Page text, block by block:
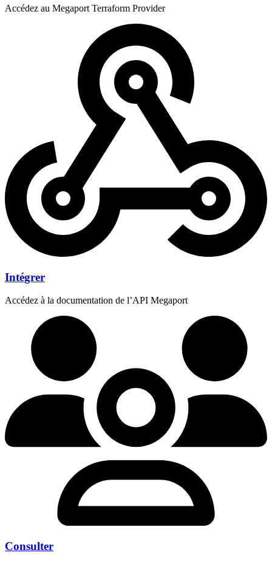
Accédez au Megaport Terraform Provider
Intégrer
Accédez à la documentation de l’API Megaport
Consulter